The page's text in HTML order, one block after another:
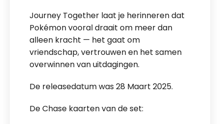
Journey Together laat je herinneren dat
Pokémon vooral draait om meer dan
alleen kracht — het gaat om
vriendschap, vertrouwen en het samen
overwinnen van uitdagingen.
De releasedatum was 28 Maart 2025.
De Chase kaarten van de set: